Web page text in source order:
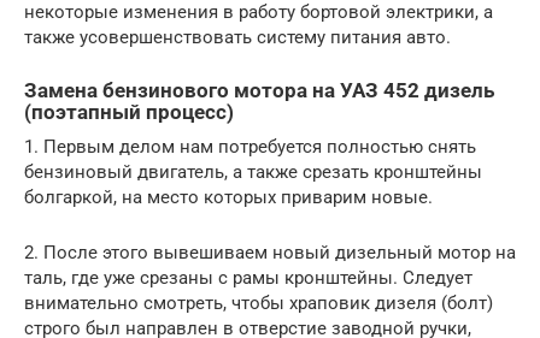
некоторые изменения в работу бортовой электрики, а
также усовершенствовать систему питания авто.
Замена бензинового мотора на УАЗ 452 дизель
(поэтапный процесс)
1. Первым делом нам потребуется полностью снять
бензиновый двигатель, а также срезать кронштейны
болгаркой, на место которых приварим новые.
2. После этого вывешиваем новый дизельный мотор на
таль, где уже срезаны с рамы кронштейны. Следует
внимательно смотреть, чтобы храповик дизеля (болт)
строго был направлен в отверстие заводной ручки,